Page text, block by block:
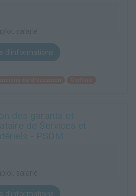
d'informations
des garants et
de Services et
- PSDM